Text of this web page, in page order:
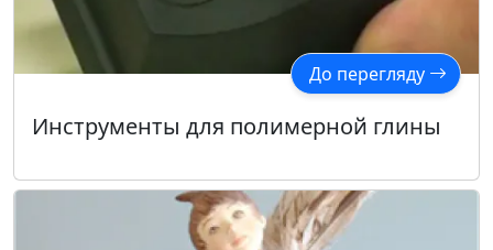
До перегляду
Инструменты для полимерной глины